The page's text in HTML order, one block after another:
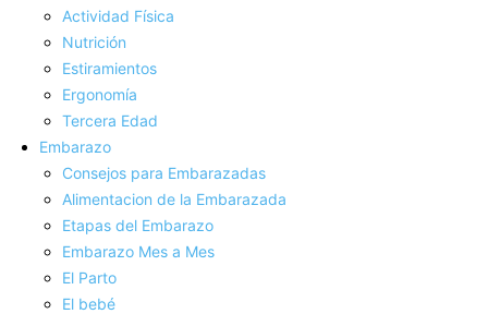
Actividad Fí­sica
Nutrición
Estiramientos
Ergonomí­a
Tercera Edad
Embarazo
Consejos para Embarazadas
Alimentacion de la Embarazada
Etapas del Embarazo
Embarazo Mes a Mes
El Parto
El bebé